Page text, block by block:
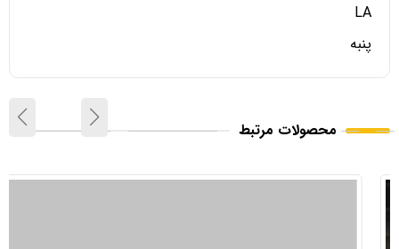
LA
پنبه
محصولات مرتبط